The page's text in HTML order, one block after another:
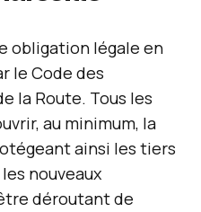
obligation légale en
le Code des
la Route. Tous les
au minimum, la
ainsi les tiers
nouveaux
déroutant de